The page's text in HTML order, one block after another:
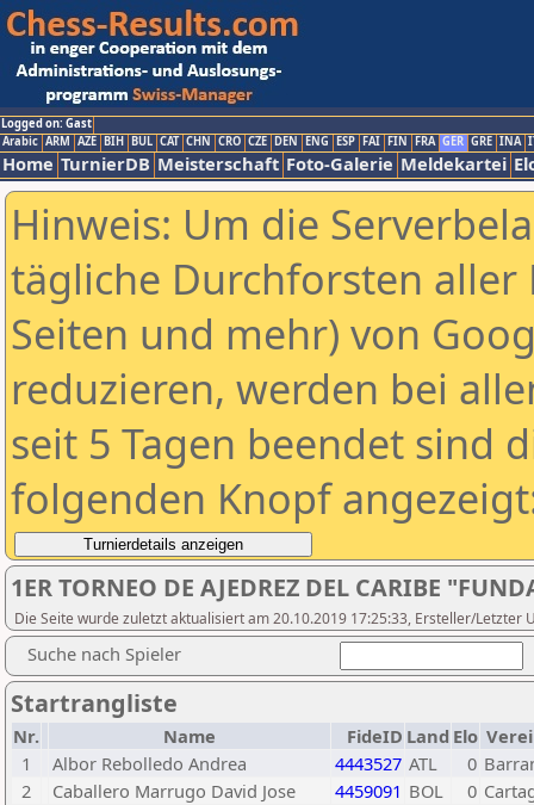
Logged on: Gast
Arabic ARM AZE BIH BUL CAT CHN CRO CZE DEN ENG ESP FAI FIN FRA GER GRE INA
Home TurnierDB Meisterschaft Foto-Galerie Meldekartei
Hinweis: Um die
tägliche Durchforsten aller
Seiten und mehr) von
reduzieren, werden bei
seit 5 Tagen beendet sind
folgenden Knopf
1ER TORNEO DE AJEDREZ DEL CARIBE
Die Seite wurde zuletzt aktualisiert am 20.10.2019 17:25:33, Ersteller/Letzter
Suche nach Spieler
Startrangliste
Nr. Name FideID Land Elo
1
Albor Rebolledo Andrea 4443527 ATL 0
2
Caballero Marrugo David Jose 4459091 BOL 0